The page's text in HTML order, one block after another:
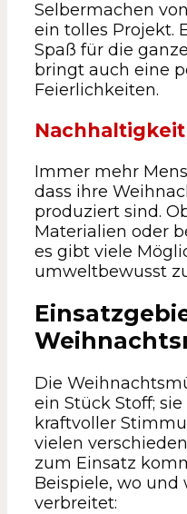
Selbermachen
ein tolles Projekt.
Spaß für die
bringt auch eine
Feierlichkeiten.
Immer mehr
dass ihre
produziert sind.
Materialien oder
es gibt viele
umweltbewusst
Die
ein Stück Stoff;
kraftvoller
vielen
zum Einsatz
Beispiele, wo und
verbreitet: